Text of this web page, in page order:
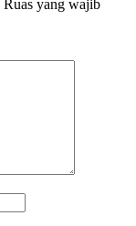
Ruas yang wajib